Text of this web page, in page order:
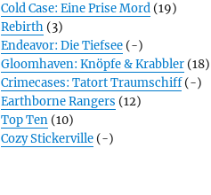
Cold Case: Eine Prise Mord (19)
Rebirth (3)
Endeavor: Die Tiefsee (-)
Gloomhaven: Knöpfe & Krabbler (18)
Crimecases: Tatort Traumschiff(-)
Earthborne Rangers (12)
Top Ten (10)
Cozy Stickerville (-)